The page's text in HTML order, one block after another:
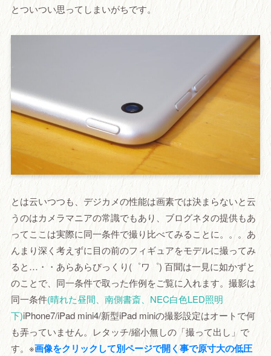
とついつい思ってしまいがちです。
とは云いつつも、デジカメの性能は画素では決まらないと云
うのはカメラマニアの常識でもあり、ブログネタの提供もあ
ってここは実際に同一条件で撮り比べてみることに。。。あ
んまり深く考えずに目の前のフィギュアをモデルに撮ってみ
ると…・・あらあらびっくり(゜ワ゜) 百聞は一見に如かずと
のことで、同一条件で取った作例をご覧に入れます。撮影は
同一条件(晴れた昼間、南側書斎、NEC白色LED照明
下)iPhone7/iPad mini4/新型iPad miniの撮影設定はオートで何
も弄っていません。レタッチ/縮小無しの「撮って出し」で
す。※画像をクリックして別ページで開く事で原寸大の低圧